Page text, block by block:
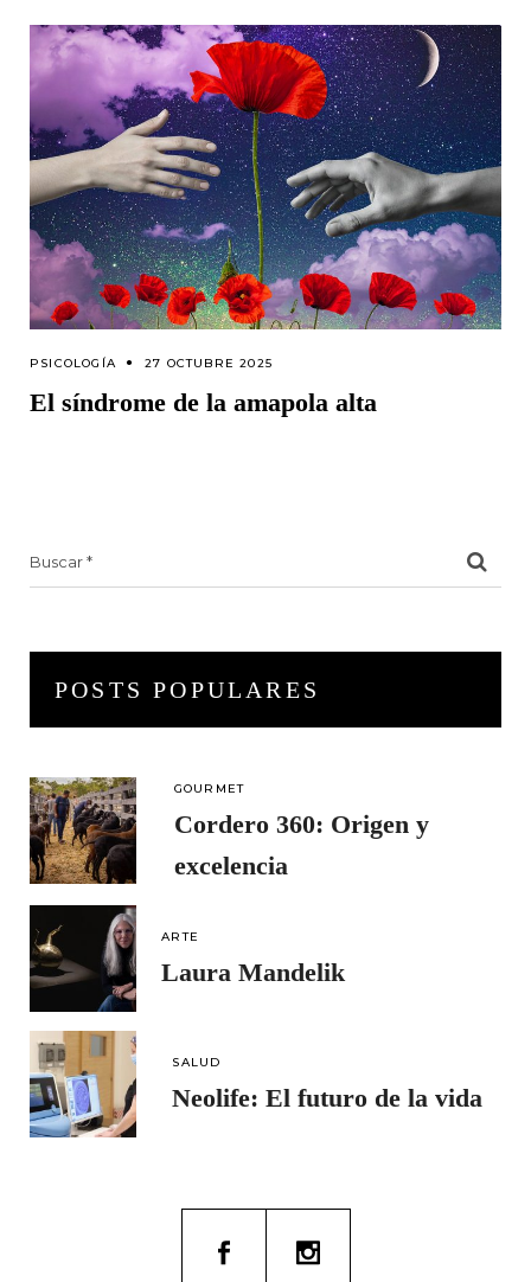
PSICOLOGÍA 27 OCTUBRE 2025
El síndrome de la amapola alta
POSTS POPULARES
GOURMET
Cordero 360: Origen y
excelencia
ARTE
Laura Mandelik
SALUD
Neolife: El futuro de la vida